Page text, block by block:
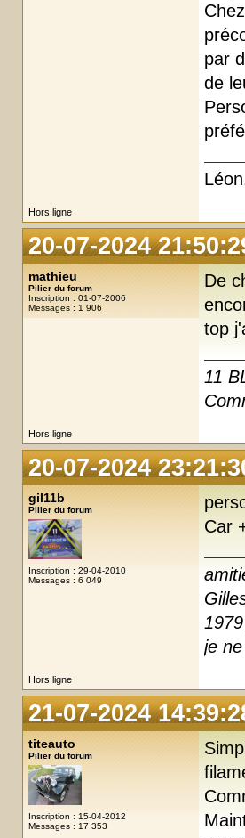
par
de
Hors ligne
20-07-2024
mathieu
Pilier du forum
Inscription : 01-07-2006
Messages : 1 906
De
top
11
Hors ligne
20-07-2024
gil11b
Pilier du forum
Inscription : 29-04-2010
Messages : 6 049
Car
je
Hors ligne
21-07-2024
titeauto
Pilier du forum
Inscription : 15-04-2012
Messages : 17 353